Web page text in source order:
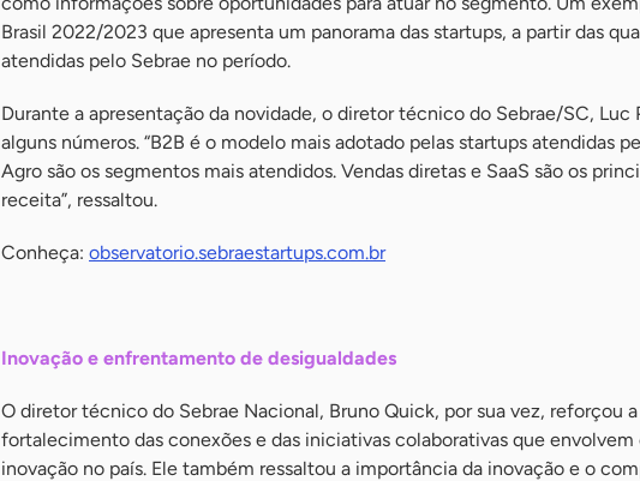
Brasil 2022/2023 que apresenta um panorama das startups, a partir das
atendidas pelo Sebrae no período.
Durante a apresentação da novidade, o diretor técnico do Sebrae/SC, Luc
alguns números. “B2B é o modelo mais adotado pelas startups atendidas
Agro são os segmentos mais atendidos. Vendas diretas e SaaS são os
receita”, ressaltou.
Conheça: observatorio.sebraestartups.com.br
Inovação e enfrentamento de desigualdades
O diretor técnico do Sebrae Nacional, Bruno Quick, por sua vez, reforçou
fortalecimento das conexões e das iniciativas colaborativas que envolvem
inovação no país. Ele também ressaltou a importância da inovação e o